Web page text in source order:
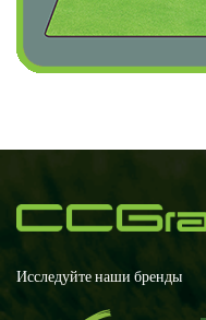
Исследуйте наши бренды